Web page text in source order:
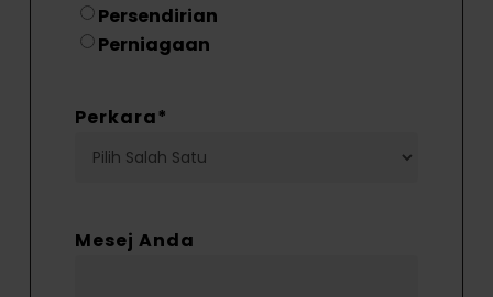
Persendirian
Perniagaan
Perkara*
Mesej Anda